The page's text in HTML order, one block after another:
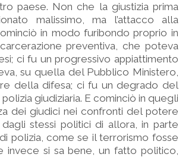
paese. Non che la giustizia prima
malissimo, ma l’attacco alla
in modo furibondo proprio in
preventiva, che poteva
ci fu un progressivo appiattimento
su quella del Pubblico Ministero,
della difesa; ci fu un degrado del
giudiziaria. E cominciò in quegli
dei giudici nei confronti del potere
stessi politici di allora, in parte
polizia, come se il terrorismo fosse
invece si sa bene, un fatto politico,